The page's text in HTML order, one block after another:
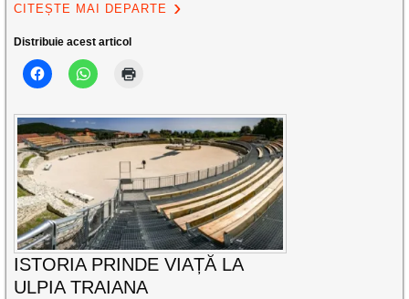
CITEȘTE MAI DEPARTE
Distribuie acest articol
ISTORIA PRINDE VIAȚĂ LA
ULPIA TRAIANA